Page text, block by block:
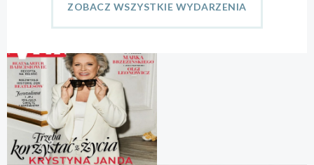
ZOBACZ WSZYSTKIE WYDARZENIA